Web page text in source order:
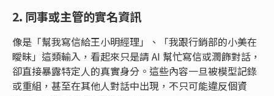
2. 同事或主管的實名資訊
像是「幫我寫信給王小明經理」、「我跟行銷部的小美在
曖昧」這類輸入，看起來只是請 AI 幫忙寫信或潤飾對話，
卻直接暴露特定人的真實身分。這些內容一旦被模型記錄
或重組，甚至在其他人對話中出現，不只可能違反個資